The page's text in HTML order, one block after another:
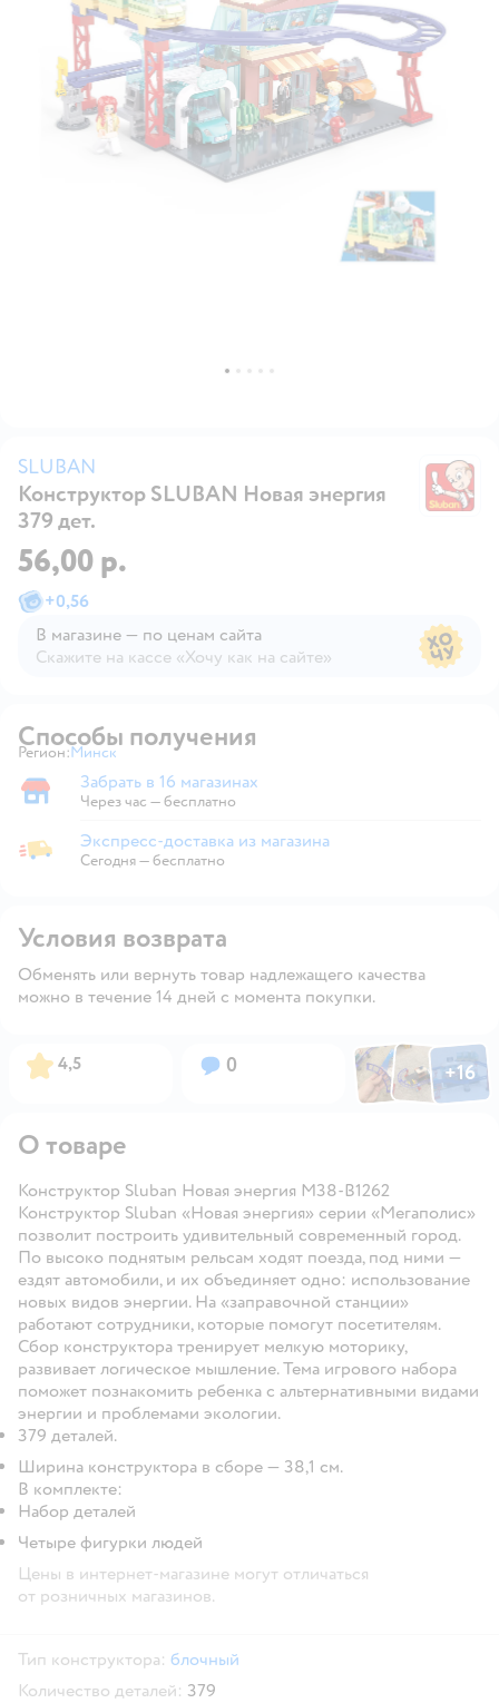
SLUBAN
Конструктор SLUBAN Новая энергия
379 дет.
56,00 р.
+0,56
В магазине — по ценам сайта
Скажите на кассе «Хочу как на сайте»
Способы получения
Регион: Выбор адреса доставки.
Минск
Забрать в магазине
Забрать в 16 магазинах
Через час — бесплатно
Экспресс-доставка из магазина
Экспресс-доставка из магазина
Сегодня—бесплатно
Условия возврата
Обменять или вернуть товар надлежащего качества
можно в течение 14 дней с момента покупки.
Рейтинг:
4,5 Вопросов:
0 ФотоФотоФото
+16
Открыть
О товаре
Конструктор Sluban Новая энергия M38-B1262
Конструктор Sluban «Новая энергия» серии «Мегаполис»
позволит построить удивительный современный город.
По высоко поднятым рельсам ходят поезда, под ними —
ездят автомобили, и их объединяет одно: использование
новых видов энергии. На «заправочной станции»
работают сотрудники, которые помогут посетителям.
Сбор конструктора тренирует мелкую моторику,
развивает логическое мышление. Тема игрового набора
поможет познакомить ребенка с альтернативными видами
энергии и проблемами экологии.
379 деталей.
Ширина конструктора в сборе — 38,1 см.
В комплекте:
Набор деталей
Четыре фигурки людей
Цены в интернет-магазине могут отличаться
от розничных магазинов.
Тип конструктора: блочный
Количество деталей: 379